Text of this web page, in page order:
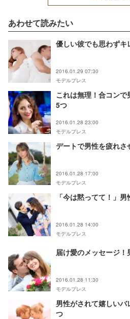
あわせて読みたい
優しい彼でも思わず
2016.01.29 07:30
モデルプレス
これは無理！合コン
5つ
2016.01.28 23:00
モデルプレス
デートで男性を疲れ
2016.01.28 17:00
モデルプレス
「今は黙ってて！」
2016.01.28 14:00
モデルプレス
届け愛のメッセージ
2016.01.28 11:30
モデルプレス
男性がされて嬉しい
つ